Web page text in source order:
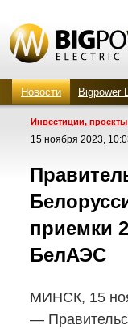
Новости Bigpower
Инвестиции, проекты
15 ноября 2023,
приемки
БелАЭС
МИНСК, 15
—